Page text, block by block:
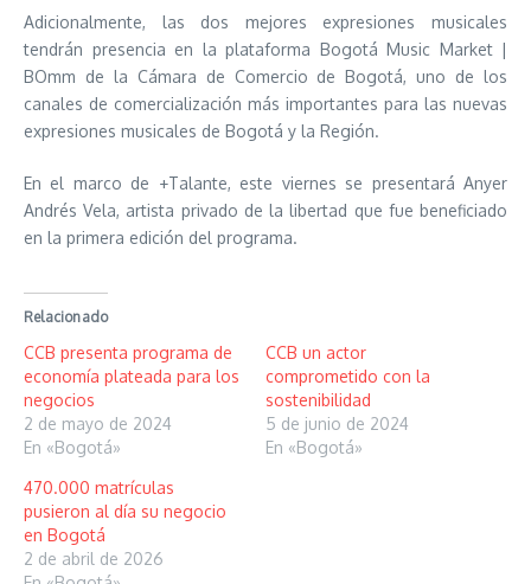
Adicionalmente, las dos mejores expresiones musicales
tendrán presencia en la plataforma Bogotá Music Market |
BOmm de la Cámara de Comercio de Bogotá, uno de los
canales de comercialización más importantes para las nuevas
expresiones musicales de Bogotá y la Región.
En el marco de +Talante, este viernes se presentará Anyer
Andrés Vela, artista privado de la libertad que fue beneficiado
en la primera edición del programa.
Relacionado
CCB presenta programa de
economía plateada para los
negocios
2 de mayo de 2024
En «Bogotá»
CCB un actor
comprometido con la
sostenibilidad
5 de junio de 2024
En «Bogotá»
470.000 matrículas
pusieron al día su negocio
en Bogotá
2 de abril de 2026